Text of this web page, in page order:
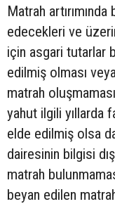
Matrah
edecekleri ve
için asgari tutarlar
edilmiş olması
matrah
yahut ilgili yıllarda
elde edilmiş olsa
dairesinin bilgisi
matrah
beyan edilen